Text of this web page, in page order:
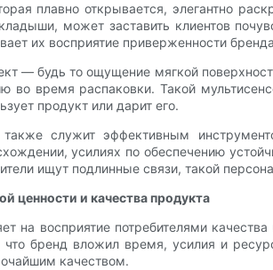
плавно открывается, элегантно
может заставить клиентов
их восприятие приверженности
— будь то ощущение мягкой
во время распаковки. Такой
продукт или дарит его.
также служит эффективным
усилиях по обеспечению
ищут подлинные связи, такой
ценности и качества продукта
на восприятие потребителями
что бренд вложил время, усилия и
качеством.